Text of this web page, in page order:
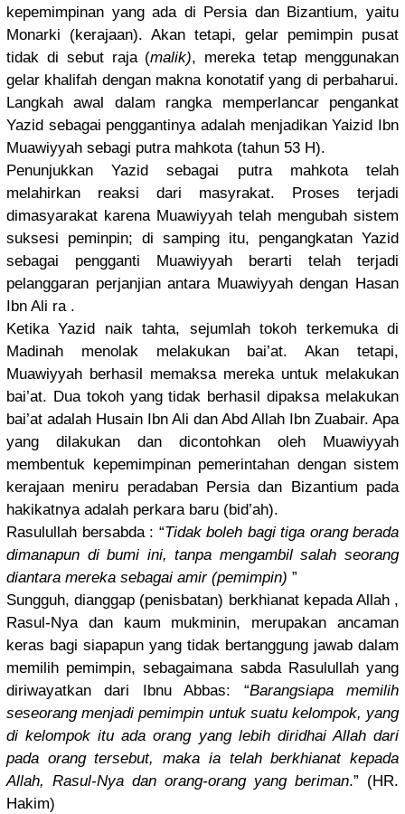
kepemimpinan yang ada di Persia dan Bizantium, yaitu
Monarki (kerajaan). Akan tetapi, gelar pemimpin pusat
tidak di sebut raja (malik), mereka tetap menggunakan
gelar khalifah dengan makna konotatif yang di perbaharui.
Langkah awal dalam rangka memperlancar pengankat
Yazid sebagai penggantinya adalah menjadikanYaizid Ibn
Muawiyyah sebagi putra mahkota (tahun 53 H).
Penunjukkan Yazid sebagai putra mahkota telah
melahirkan reaksi dari masyrakat. Proses terjadi
dimasyarakat karena Muawiyyah telah mengubah sistem
suksesi peminpin; di samping itu, pengangkatan Yazid
sebagai pengganti Muawiyyah berarti telah terjadi
pelanggaran perjanjianantara Muawiyyah dengan Hasan
Ibn Ali ra .
Ketika Yazid naik tahta, sejumlah tokoh terkemuka di
Madinah menolak melakukan bai’at. Akan tetapi,
Muawiyyah berhasil memaksa mereka untuk melakukan
bai’at. Dua tokoh yang tidak berhasil dipaksa melakukan
bai’at adalah Husain Ibn Ali dan Abd Allah Ibn Zuabair. Apa
yang dilakukan dan dicontohkan oleh Muawiyyah
membentuk kepemimpinan pemerintahan dengan sistem
kerajaan meniru peradaban Persia dan Bizantium pada
hakikatnyaadalah perkara baru (bid’ah).
Rasulullah bersabda : “Tidak boleh bagi tiga orang berada
dimanapun di bumi ini, tanpa mengambil salah seorang
diantara mereka sebagai amir (pemimpin) ”
Sungguh, dianggap (penisbatan) berkhianatkepada Allah ,
Rasul-Nya dan kaum mukminin, merupakan ancaman
keras bagi siapapun yang tidak bertanggung jawab dalam
memilih pemimpin, sebagaimana sabda Rasulullahyang
diriwayatkan dari Ibnu Abbas: “Barangsiapa memilih
seseorang menjadi pemimpin untuk suatu kelompok, yang
di kelompok itu ada orang yang lebih diridhai Allah dari
pada orang tersebut, maka ia telah berkhianatkepada
Allah, Rasul-Nya dan orang-orang yang beriman.” (HR.
Hakim)